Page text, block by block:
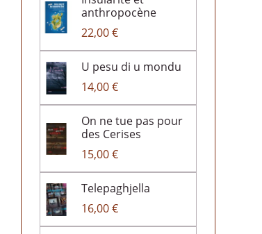
anthropocène
22,00 €
U pesu di u mondu
14,00 €
On ne tue pas pour
des Cerises
15,00 €
Telepaghjella
16,00 €